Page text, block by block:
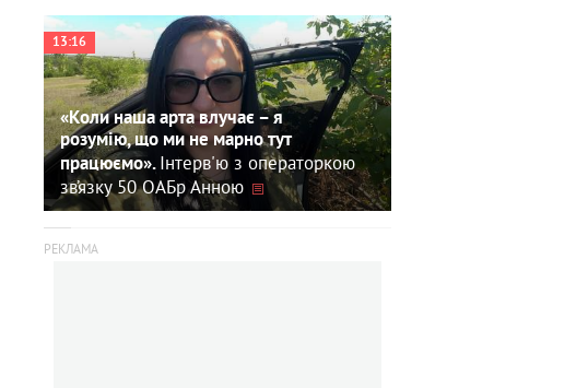
13:16
«Коли наша арта влучає – я
розумію, що ми не марно тут
працюємо». Інтерв'ю з операторкою
зв’язку 50 ОАБр Анною